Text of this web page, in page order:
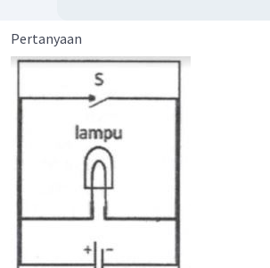
Pertanyaan